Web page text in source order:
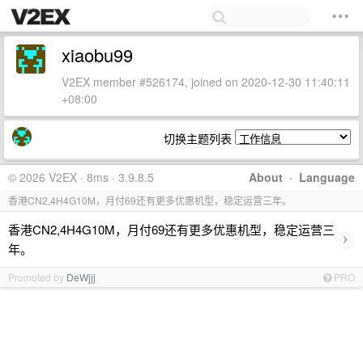
xiaobu99
V2EX member #526174, joined on 2020-12-30 11:40:11
+08:00
切换主题列表
About · Language
© 2026 V2EX · 8ms · 3.9.8.5
香港CN2,4H4G10M，月付69还有更多优惠机型，稳定运营三年。
香港CN2,4H4G10M，月付69还有更多优惠机型，稳定运营三
年。
›
Promoted by DeWjjj PRO